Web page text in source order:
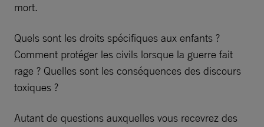
mort.
Quels sont les droits spécifiques aux enfants ?
Comment protéger les civils lorsque la guerre fait
rage ? Quelles sont les conséquences des discours
toxiques ?
Autant de questions auxquelles vous recevrez des